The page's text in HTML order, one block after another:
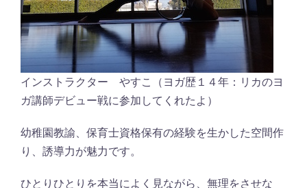
インストラクター やすこ（ヨガ歴１４年：リカのヨ
ガ講師デビュー戦に参加してくれたよ）
幼稚園教諭、保育士資格保有の経験を生かした空間作
り、誘導力が魅力です。
ひとりひとりを本当によく見ながら、無理をさせな